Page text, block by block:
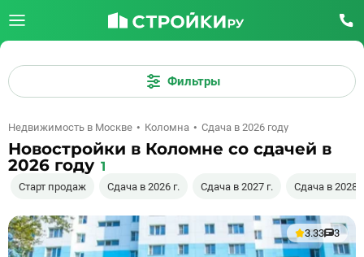
Фильтры
Недвижимость в Москве Коломна Сдача в 2026 году
Новостройки в Коломне со сдачей в
2026 году 1
Старт продаж Сдача в 2026 г. Сдача в 2027 г. Сдача в 2028
3.33 3